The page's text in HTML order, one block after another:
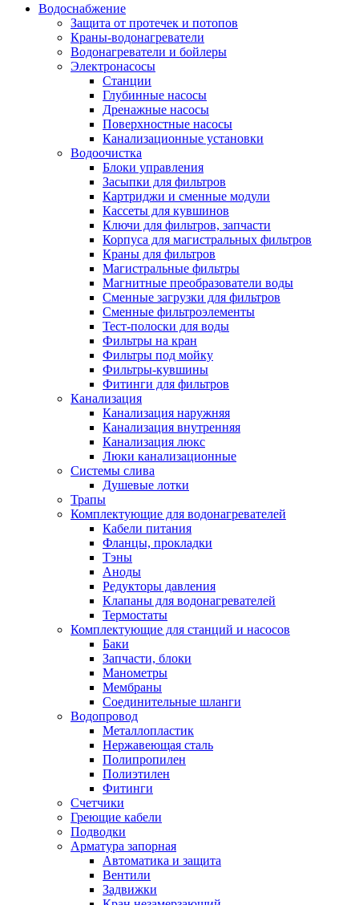
Строительные товары
Все для бани
Полезные статьи
Новости и Акции
Оплата и доставка
Сервис-центр
Адреса Сервис-центров
Обмен и возврат товара
Вакансии
Водоснабжение
Защита от протечек и потопов
Краны-водонагреватели
Водонагреватели и бойлеры
Электронасосы
Станции
Глубинные насосы
Дренажные насосы
Поверхностные насосы
Канализационные установки
Водоочистка
Блоки управления
Засыпки для фильтров
Картриджи и сменные модули
Кассеты для кувшинов
Ключи для фильтров, запчасти
Корпуса для магистральных фильтров
Краны для фильтров
Магистральные фильтры
Магнитные преобразователи воды
Сменные загрузки для фильтров
Сменные фильтроэлементы
Тест-полоски для воды
Фильтры на кран
Фильтры под мойку
Фильтры-кувшины
Фитинги для фильтров
Канализация
Канализация наружняя
Канализация внутренняя
Канализация люкс
Люки канализационные
Системы слива
Душевые лотки
Трапы
Комплектующие для водонагревателей
Кабели питания
Фланцы, прокладки
Тэны
Аноды
Редукторы давления
Клапаны для водонагревателей
Термостаты
Комплектующие для станций и насосов
Баки
Запчасти, блоки
Манометры
Мембраны
Соединительные шланги
Водопровод
Металлопластик
Нержавеющая сталь
Полипропилен
Полиэтилен
Фитинги
Счетчики
Греющие кабели
Подводки
Арматура запорная
Автоматика и защита
Вентили
Задвижки